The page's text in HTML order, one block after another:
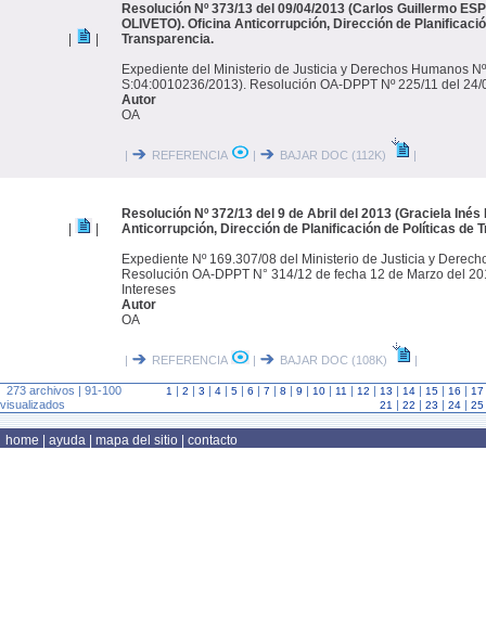
Resolución Nº 373/13 del 09/04/2013 (Carlos Guillermo
OLIVETO). Oficina Anticorrupción, Dirección de
Transparencia.
Expediente del Ministerio de Justicia y Derechos Humanos
S:04:0010236/2013). Resolución OA-DPPT Nº 225/11 del 24/
Autor
OA
| REFERENCIA | BAJAR DOC (112K) |
Resolución Nº 372/13 del 9 de Abril del 2013 (Graciela Inés
Anticorrupción, Dirección de Planificación de Políticas de
Expediente Nº 169.307/08 del Ministerio de Justicia y
Resolución OA-DPPT N° 314/12 de fecha 12 de Marzo del
Intereses
Autor
OA
| REFERENCIA | BAJAR DOC (108K) |
273 archivos | 91-100
visualizados
1 | 2 | 3 | 4 | 5 | 6 | 7 | 8 | 9 | 10 | 11 | 12 | 13 | 14 | 15 | 16 | 17
21 | 22 | 23 | 24 | 25
home ayuda mapa del sitio contacto